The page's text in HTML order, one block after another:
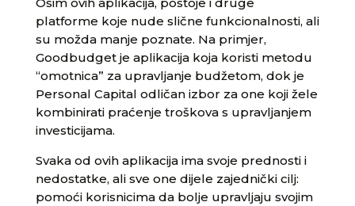
Osim ovih aplikacija, postoje i druge
platforme koje nude slične funkcionalnosti, ali
su možda manje poznate. Na primjer,
Goodbudget je aplikacija koja koristi metodu
“omotnica” za upravljanje budžetom, dok je
Personal Capital odličan izbor za one koji žele
kombinirati praćenje troškova s upravljanjem
investicijama.
Svaka od ovih aplikacija ima svoje prednosti i
nedostatke, ali sve one dijele zajednički cilj:
pomoći korisnicima da bolje upravljaju svojim